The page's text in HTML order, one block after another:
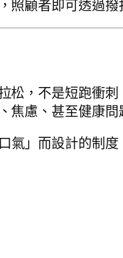
照顧者即可透過
松，不是短跑衝
焦慮、甚至健康問
氣」而設計的制